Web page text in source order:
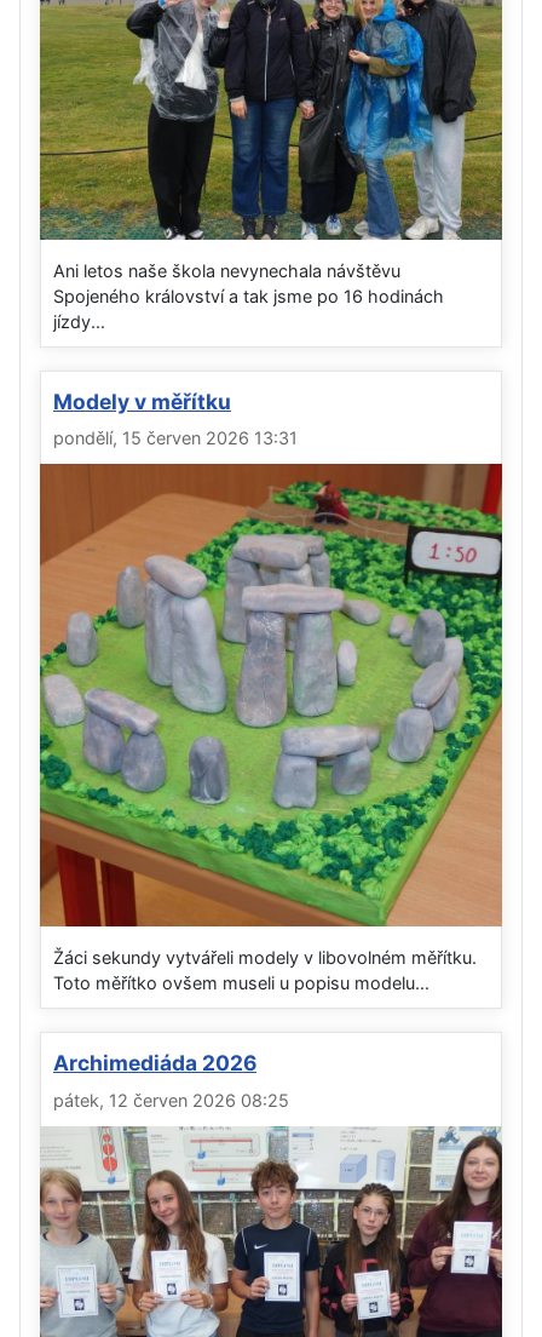
Ani letos naše škola nevynechala návštěvu
Spojeného království a tak jsme po 16 hodinách
jízdy...
Modely v měřítku
pondělí, 15 červen 2026 13:31
Žáci sekundy vytvářeli modely v libovolném měřítku.
Toto měřítko ovšem museli u popisu modelu...
Archimediáda 2026
pátek, 12 červen 2026 08:25